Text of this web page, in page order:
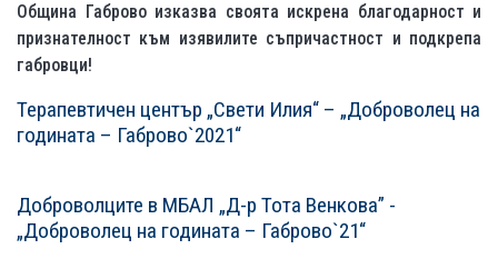
Община Габрово изказва своята искрена благодарност и
признателност към изявилите съпричастност и подкрепа
габровци!
СТАТИИСТАТИИ
Терапевтичен център „Свети Илия“ – „Доброволец на
годината – Габрово`2021“
Доброволците в МБАЛ „Д-р Тота Венкова” -
„Доброволец на годината – Габрово`21“